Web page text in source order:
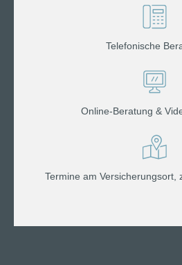
Telefonische
Online-Beratung &
Termine am Versicherungsort,